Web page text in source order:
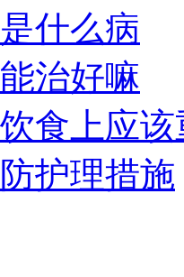
什么病
治好嘛
食上应
护理措施